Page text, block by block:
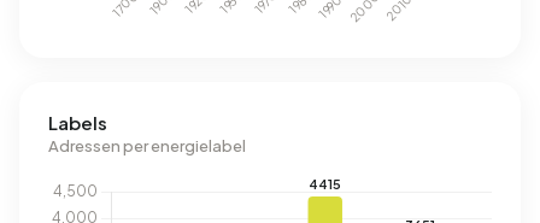
Labels
Adressen per energielabel